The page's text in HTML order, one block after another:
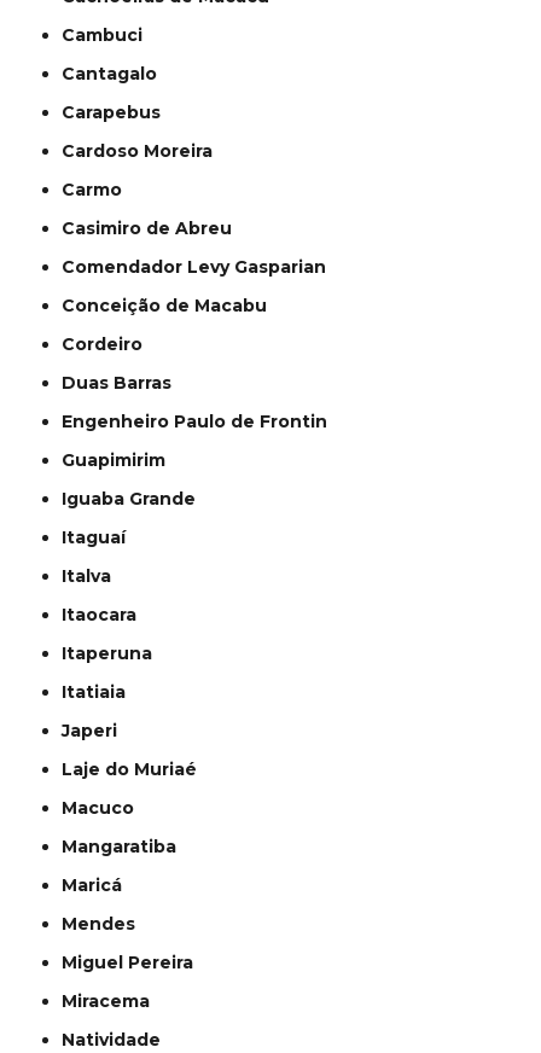
Cambuci
Cantagalo
Carapebus
Cardoso Moreira
Carmo
Casimiro de Abreu
Comendador Levy Gasparian
Conceição de Macabu
Cordeiro
Duas Barras
Engenheiro Paulo de Frontin
Guapimirim
Iguaba Grande
Itaguaí
Italva
Itaocara
Itaperuna
Itatiaia
Japeri
Laje do Muriaé
Macuco
Mangaratiba
Maricá
Mendes
Miguel Pereira
Miracema
Natividade